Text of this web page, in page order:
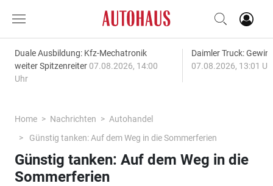
Duale Ausbildung: Kfz-Mechatronik
weiter Spitzenreiter 07.08.2026, 14:00
Uhr
Daimler Truck:
07.08.2026, 13:01
Home Nachrichten
Autohandel
Günstig tanken: Auf dem Weg in die Sommerferien
Günstig tanken: Auf dem Weg in die
Sommerferien